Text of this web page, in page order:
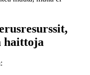
haittoja